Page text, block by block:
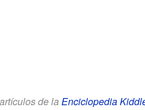
de la Enciclopedia